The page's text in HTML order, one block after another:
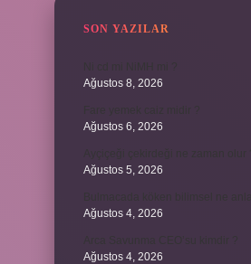
SON YAZILAR
Ağustos 8, 2026
Ağustos 6, 2026
Ağustos 5, 2026
Ağustos 4, 2026
Ağustos 4, 2026